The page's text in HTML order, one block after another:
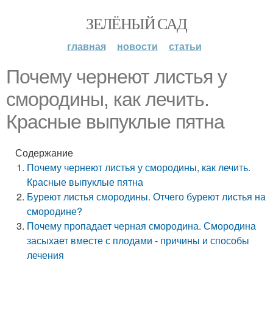
ЗЕЛЁНЫЙ САД
главная новости статьи
Почему чернеют листья у
смородины, как лечить.
Красные выпуклые пятна
Содержание
Почему чернеют листья у смородины, как лечить.
Красные выпуклые пятна
Буреют листья смородины. Отчего буреют листья на
смородине?
Почему пропадает черная смородина. Смородина
засыхает вместе с плодами - причины и способы
лечения